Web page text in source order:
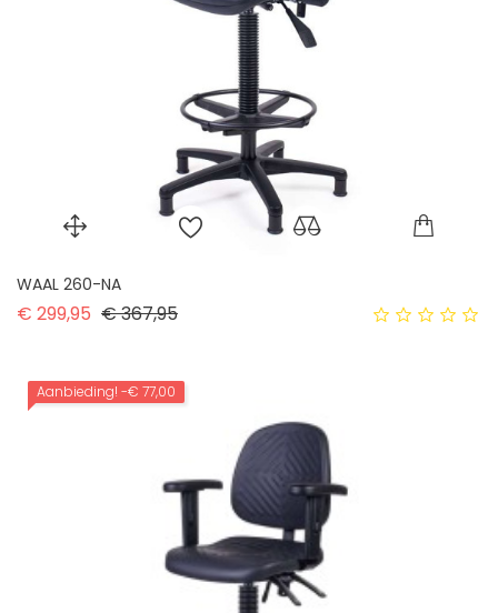
WAAL 260-NA
€ 299,95 Normale prijs
€ 367,95Prijs
Aanbieding! -€ 77,00